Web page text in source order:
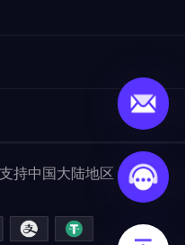
持中国大陆地区，敬请